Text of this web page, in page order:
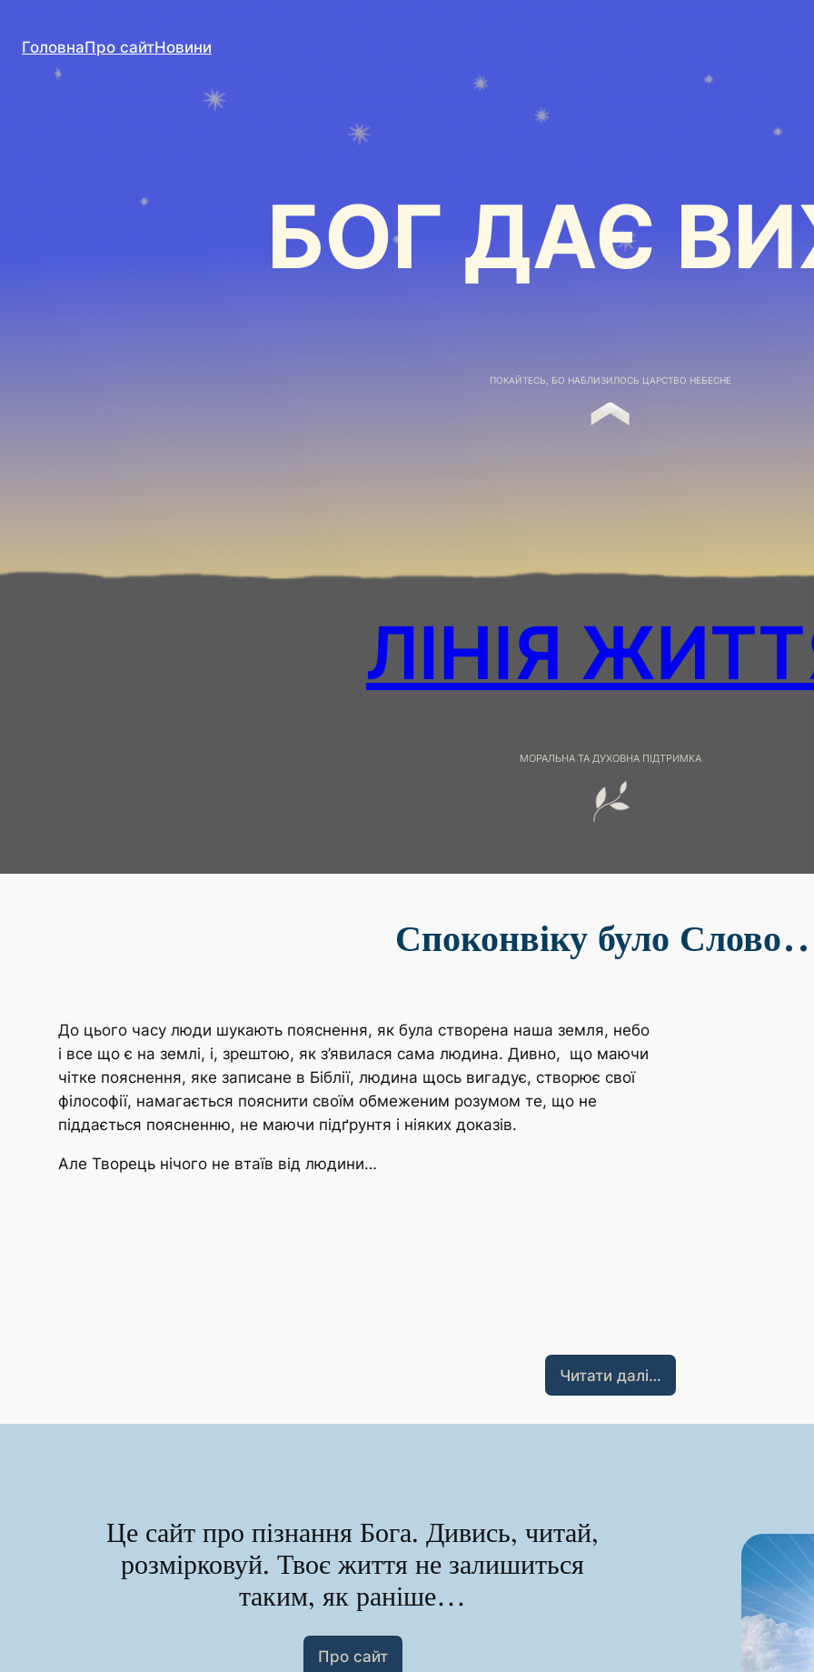
ГоловнаПро сайтНовини
БОГ ДАЄ
ПОКАЙТЕСЬ, БО НАБЛИЗИЛОСЬ ЦАРСТВО НЕБЕСНЕ
ЛІНІЯ
МОРАЛЬНА ТА ДУХОВНА ПІДТРИМКА
Споконвіку було
До цього часу люди шукають пояснення, як була створена наша земля, небо
і все що є на землі, і, зрештою, як з’явилася сама людина. Дивно, що маючи
чітке пояснення, яке записане в Біблії, людина щось вигадує, створює свої
філософії, намагається пояснити своїм обмеженим розумом те, що не
піддається поясненню, не маючи підґрунтя і ніяких доказів.
Але Творець нічого не втаїв від людини…
Читати далі…
Це сайт про пізнання Бога. Дивись, читай,
розмірковуй. Твоє життя не залишиться
таким, як раніше…
Про сайт